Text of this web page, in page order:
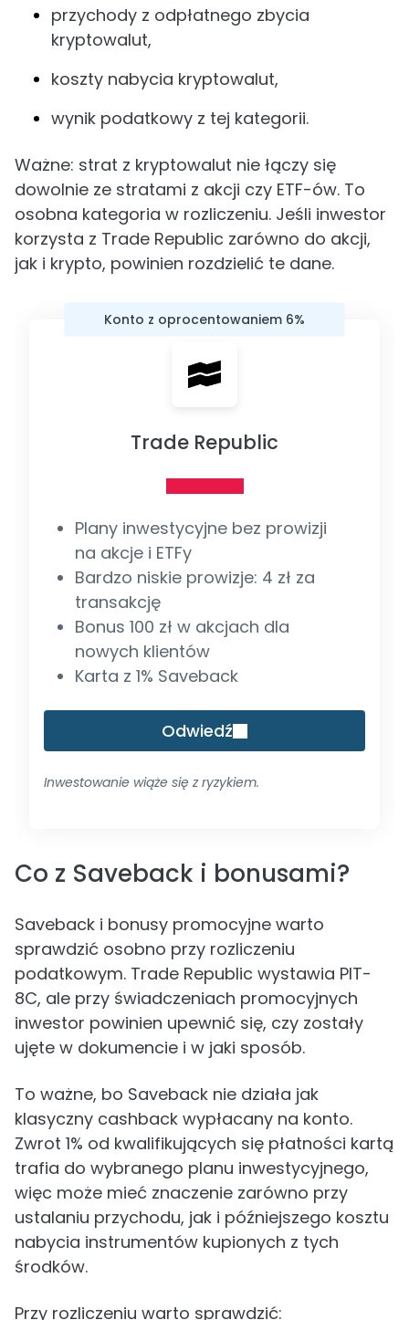
przychody z odpłatnego zbycia
kryptowalut,
koszty nabycia kryptowalut,
wynik podatkowy z tej kategorii.
Ważne: strat z kryptowalut nie łączy się
dowolnie ze stratami z akcji czy ETF-ów. To
osobna kategoria w rozliczeniu. Jeśli inwestor
korzysta z Trade Republic zarówno do akcji,
jak i krypto, powinien rozdzielić te dane.
Konto z oprocentowaniem 6%
Trade Republic
Plany inwestycyjne bez prowizji
na akcje i ETFy
Bardzo niskie prowizje: 4 zł za
transakcję
Bonus 100 zł w akcjach dla
nowych klientów
Karta z 1% Saveback
Odwiedź
Inwestowanie wiąże się z ryzykiem.
Co z Saveback i bonusami?
Saveback i bonusy promocyjne warto
sprawdzić osobno przy rozliczeniu
podatkowym. Trade Republic wystawia PIT-
8C, ale przy świadczeniach promocyjnych
inwestor powinien upewnić się, czy zostały
ujęte w dokumencie i w jaki sposób.
To ważne, bo Saveback nie działa jak
klasyczny cashback wypłacany na konto.
Zwrot 1% od kwalifikujących się płatności kartą
trafia do wybranego planu inwestycyjnego,
więc może mieć znaczenie zarówno przy
ustalaniu przychodu, jak i późniejszego kosztu
nabycia instrumentów kupionych z tych
środków.
Przy rozliczeniu warto sprawdzić: